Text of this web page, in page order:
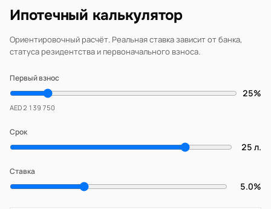
Ипотечный калькулятор
Ориентировочный расчёт. Реальная ставка зависит от банка,
статуса резидентства и первоначального взноса.
Первый взнос
25%
AED 2 139 750
Срок
25 л.
Ставка
5.0%